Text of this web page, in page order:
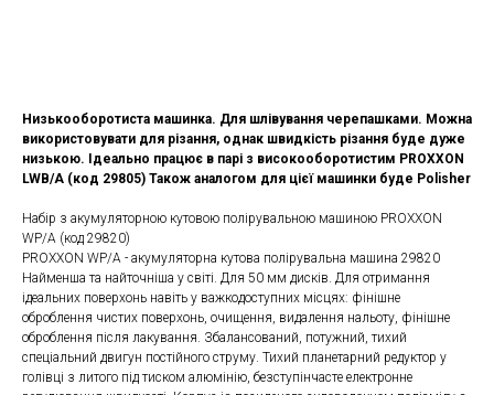
Низькооборотиста машинка. Для шлівування черепашками. Можна
використовувати для різання, однак швидкість різання буде дуже
низькою. Ідеально працює в парі з високооборотистим PROXXON
LWB/A (код 29805) Також аналогом для цієї машинки буде Polisher
Набір з акумуляторною кутовою полірувальною машиною PROXXON
WP/A (код 29820)
PROXXON WP/A - акумуляторна кутова полірувальна машина 29820
Найменша та найточніша у світі. Для 50 мм дисків. Для отримання
ідеальних поверхонь навіть у важкодоступних місцях: фінішне
оброблення чистих поверхонь, очищення, видалення нальоту, фінішне
оброблення після лакування. Збалансований, потужний, тихий
спеціальний двигун постійного струму. Тихий планетарний редуктор у
голівці з литого під тиском алюмінію, безступінчасте електронне